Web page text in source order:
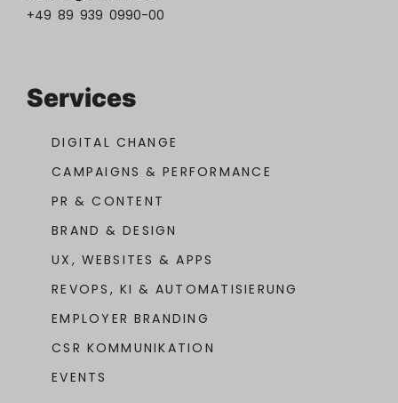
+49 89 939 0990-00
Services
DIGITAL CHANGE
CAMPAIGNS & PERFORMANCE
PR & CONTENT
BRAND & DESIGN
UX, WEBSITES & APPS
REVOPS, KI & AUTOMATISIERUNG
EMPLOYER BRANDING
CSR KOMMUNIKATION
EVENTS